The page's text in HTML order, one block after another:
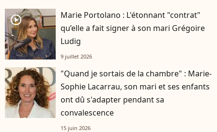
player2
Marie Portolano : L'étonnant "contrat"
qu’elle a fait signer à son mari Grégoire
Ludig
9 juillet 2026
"Quand je sortais de la chambre" : Marie-
Sophie Lacarrau, son mari et ses enfants
ont dû s'adapter pendant sa
convalescence
15 juin 2026